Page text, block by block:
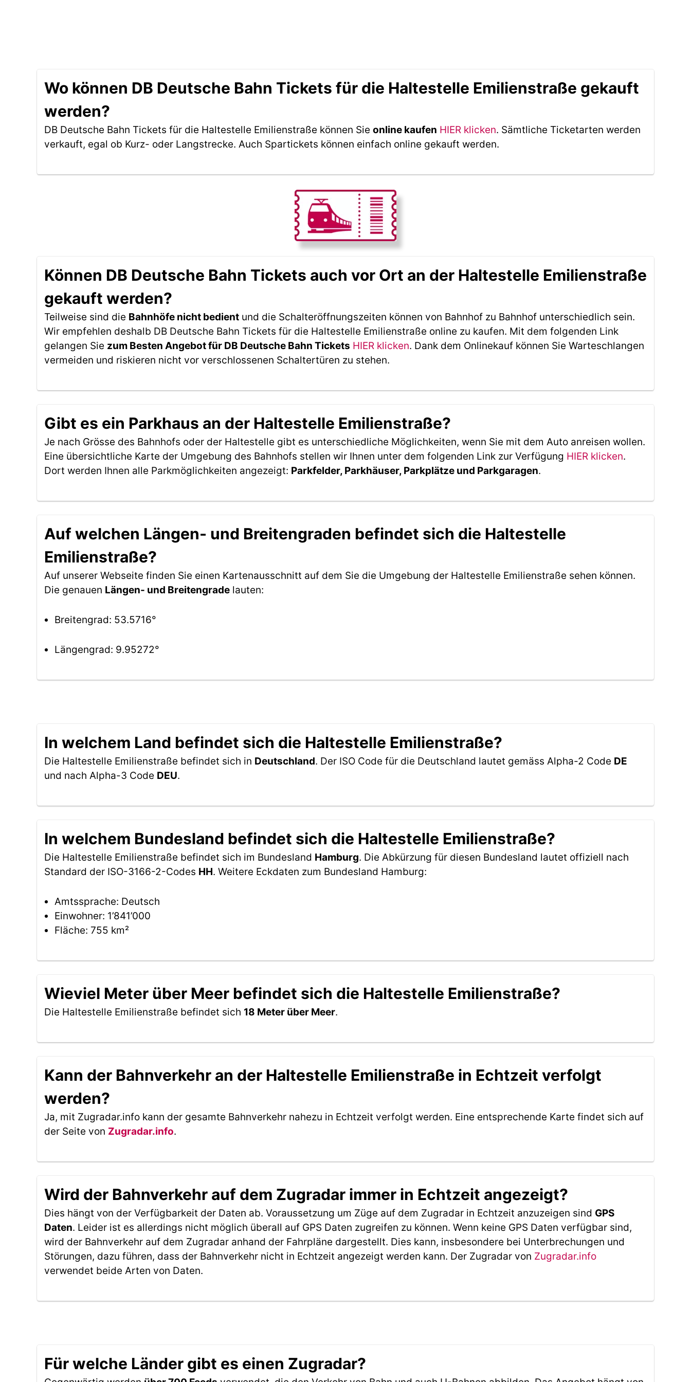
Wo können DB Deutsche Bahn Tickets für die Haltestelle Emilienstraße gekauft
werden?
DB Deutsche Bahn Tickets für die Haltestelle Emilienstraße können Sie online kaufen HIER klicken. Sämtliche Ticketarten werden
verkauft, egal ob Kurz- oder Langstrecke. Auch Spartickets können einfach online gekauft werden.
Können DB Deutsche Bahn Tickets auch vor Ort an der Haltestelle Emilienstraße
gekauft werden?
Teilweise sind die Bahnhöfe nicht bedient und die Schalteröffnungszeiten können von Bahnhof zu Bahnhof unterschiedlich sein.
Wir empfehlen deshalb DB Deutsche Bahn Tickets für die Haltestelle Emilienstraße online zu kaufen. Mit dem folgenden Link
gelangen Sie zum Besten Angebot für DB Deutsche Bahn Tickets HIER klicken. Dank dem Onlinekauf können Sie Warteschlangen
vermeiden und riskieren nicht vor verschlossenen Schaltertüren zu stehen.
Gibt es ein Parkhaus an der Haltestelle Emilienstraße?
Je nach Grösse des Bahnhofs oder der Haltestelle gibt es unterschiedliche Möglichkeiten, wenn Sie mit dem Auto anreisen wollen.
Eine übersichtliche Karte der Umgebung des Bahnhofs stellen wir Ihnen unter dem folgenden Link zur Verfügung HIER klicken.
Dort werden Ihnen alle Parkmöglichkeiten angezeigt: Parkfelder, Parkhäuser, Parkplätze und Parkgaragen.
Auf welchen Längen- und Breitengraden befindet sich die Haltestelle
Emilienstraße?
Auf unserer Webseite finden Sie einen Kartenausschnitt auf dem Sie die Umgebung der Haltestelle Emilienstraße sehen können.
Die genauen Längen- und Breitengrade lauten:
Breitengrad: 53.5716°
Längengrad: 9.95272°
In welchem Land befindet sich die Haltestelle Emilienstraße?
Die Haltestelle Emilienstraße befindet sich in Deutschland. Der ISO Code für die Deutschland lautet gemäss Alpha-2 Code DE
und nach Alpha-3 Code DEU.
In welchem Bundesland befindet sich die Haltestelle Emilienstraße?
Die Haltestelle Emilienstraße befindet sich im Bundesland Hamburg. Die Abkürzung für diesen Bundesland lautet offiziell nach
Standard der ISO-3166-2-Codes HH. Weitere Eckdaten zum Bundesland Hamburg:
Amtssprache: Deutsch
Einwohner: 1’841’000
Fläche: 755 km²
Wieviel Meter über Meer befindet sich die Haltestelle Emilienstraße?
Die Haltestelle Emilienstraße befindet sich 18 Meter über Meer.
Kann der Bahnverkehr an der Haltestelle Emilienstraße in Echtzeit verfolgt
werden?
Ja, mit Zugradar.info kann der gesamte Bahnverkehr nahezu in Echtzeit verfolgt werden. Eine entsprechende Karte findet sich auf
der Seite von Zugradar.info.
Wird der Bahnverkehr auf dem Zugradar immer in Echtzeit angezeigt?
Dies hängt von der Verfügbarkeit der Daten ab. Voraussetzung um Züge auf dem Zugradar in Echtzeit anzuzeigen sind GPS
Daten. Leider ist es allerdings nicht möglich überall auf GPS Daten zugreifen zu können. Wenn keine GPS Daten verfügbar sind,
wird der Bahnverkehr auf dem Zugradar anhand der Fahrpläne dargestellt. Dies kann, insbesondere bei Unterbrechungen und
Störungen, dazu führen, dass der Bahnverkehr nicht in Echtzeit angezeigt werden kann. Der Zugradar von Zugradar.info
verwendet beide Arten von Daten.
Für welche Länder gibt es einen Zugradar?